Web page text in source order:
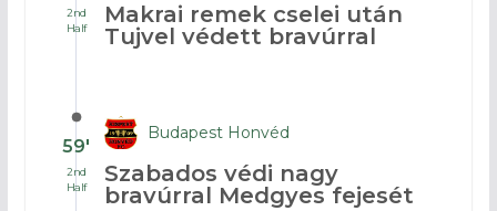
2nd
Half
Makrai remek cselei után
Tujvel védett bravúrral
59′
2nd
Half
Budapest Honvéd
Szabados védi nagy
bravúrral Medgyes fejesét